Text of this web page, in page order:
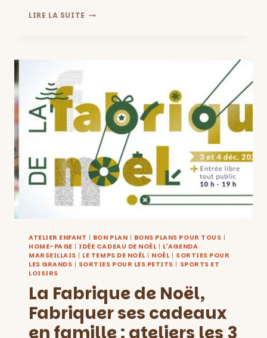
LIRE LA SUITE AMITIÉ,
7
ANS
AU
MUCEM
ATELIER ENFANT | BON PLAN | BONS PLANS POUR TOUS |
HOME-PAGE | IDÉE CADEAU DE NOËL| L'AGENDA
MARSEILLAIS | LE TEMPS DE NOËL| NOËL| SORTIES POUR
LES GRANDS | SORTIES POUR LES PETITS | SPORTS ET
LOISIRS
La Fabrique de Noël,
Fabriquer ses cadeaux
en famille : ateliers les 3